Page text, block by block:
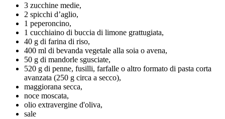
3 zucchine medie,
2 spicchi d’aglio,
1 peperoncino,
1 cucchiaino di buccia di limone grattugiata,
40 g di farina di riso,
400 ml di bevanda vegetale alla soia o avena,
50 g di mandorle sgusciate,
520 g di penne, fusilli, farfalle o altro formato di pasta corta
avanzata (250 g circa a secco),
maggiorana secca,
noce moscata,
olio extravergine d'oliva,
sale